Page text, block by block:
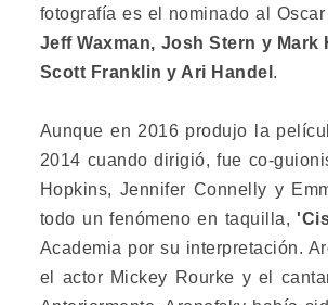
fotografía es el nominado al
Jeff Waxman, Josh Stern y Mark
Scott Franklin y Ari Handel .
Aunque en 2016 produjo la
2014 cuando dirigió, fue co-
Hopkins, Jennifer Connelly y
todo un fenómeno en taquilla,
Academia por su interpretación.
el actor Mickey Rourke y el